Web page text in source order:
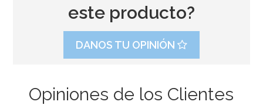
este producto?
DANOS TU OPINIÓN
Opiniones de los Clientes